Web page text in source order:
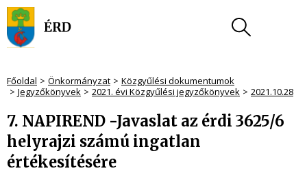
Főoldal Önkormányzat
Közgyűlési dokumentumok
Jegyzőkönyvek
2021. évi Közgyűlési jegyzőkönyvek 2021.10.28
7. NAPIREND -Javaslat az érdi 3625/6
helyrajzi számú ingatlan
értékesítésére